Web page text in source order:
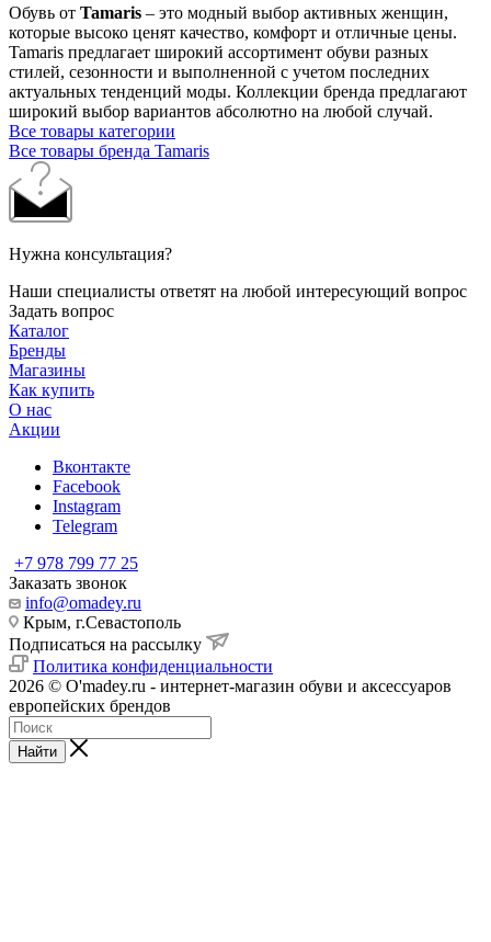
Обувь от Tamaris – это модный выбор активных женщин,
которые высоко ценят качество, комфорт и отличные цены.
Tamaris предлагает широкий ассортимент обуви разных
стилей, сезонности и выполненной с учетом последних
актуальных тенденций моды. Коллекции бренда предлагают
широкий выбор вариантов абсолютно на любой случай.
Все товары категории
Все товары бренда Tamaris
Нужна консультация?
Наши специалисты ответят на любой интересующий вопрос
Задать вопрос
Каталог
Бренды
Магазины
Как купить
О нас
Акции
Вконтакте
Facebook
Instagram
Telegram
+7 978 799 77 25
Заказать звонок
info@omadey.ru
Крым, г.Севастополь
Подписаться на рассылку
Политика конфиденциальности
2026 © O'madey.ru - интернет-магазин обуви и аксессуаров
европейских брендов
Найти